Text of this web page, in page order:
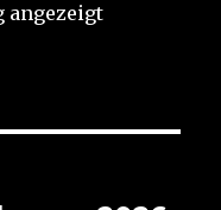
angezeigt